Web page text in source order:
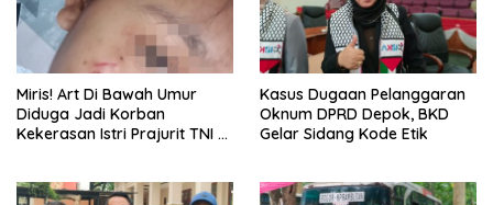
Miris! Art Di Bawah Umur
Diduga Jadi Korban
Kekerasan Istri Prajurit TNI di
Kasus Dugaan Pelanggaran
Oknum DPRD Depok, BKD
Gelar Sidang Kode Etik